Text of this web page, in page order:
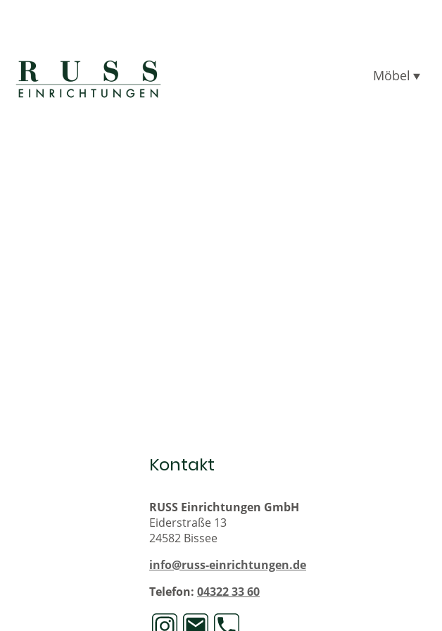
Möbel
Kontakt
RUSS Einrichtungen GmbH
Eiderstraße 13
24582 Bissee
info@russ-einrichtungen.de
Telefon: 04322 33 60